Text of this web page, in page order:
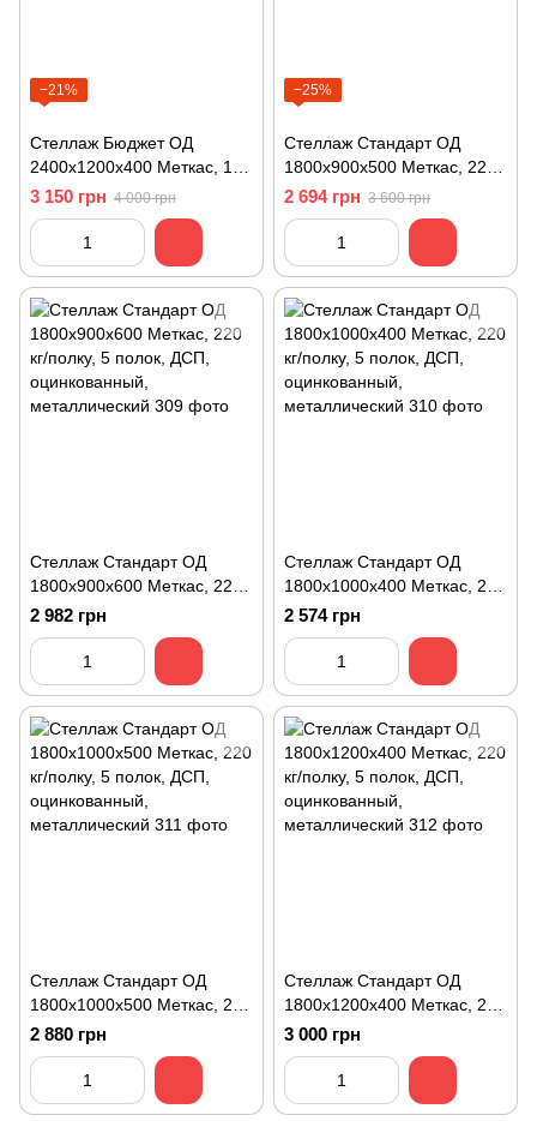
−21%
Стеллаж Бюджет ОД
2400х1200х400 Меткас, 125
кг/полку, 6 полок, ДСП,
оцинкованный,
металлический
3 150 грн 4 000 грн
−25%
Стеллаж Стандарт ОД
1800х900х500 Меткас, 220
кг/полку, 5 полок, ДСП,
оцинкованный,
металлический
2 694 грн 3 600 грн
Стеллаж Стандарт ОД
1800х900х600 Меткас, 220
кг/полку, 5 полок, ДСП,
оцинкованный,
металлический
2 982 грн
Стеллаж Стандарт ОД
1800х1000х400 Меткас, 220
кг/полку, 5 полок, ДСП,
оцинкованный,
металлический
2 574 грн
Стеллаж Стандарт ОД
1800х1000х500 Меткас, 220
кг/полку, 5 полок, ДСП,
оцинкованный,
металлический
2 880 грн
Стеллаж Стандарт ОД
1800х1200х400 Меткас, 220
кг/полку, 5 полок, ДСП,
оцинкованный,
металлический
3 000 грн